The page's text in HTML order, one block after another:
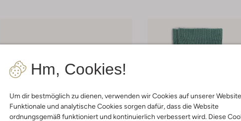
Hm, Cookies!
Um dir bestmöglich zu dienen, verwenden wir Cookies auf unserer
Funktionale und analytische Cookies sorgen dafür, dass die Website
ordnungsgemäß funktioniert und kontinuierlich verbessert wird. Diese